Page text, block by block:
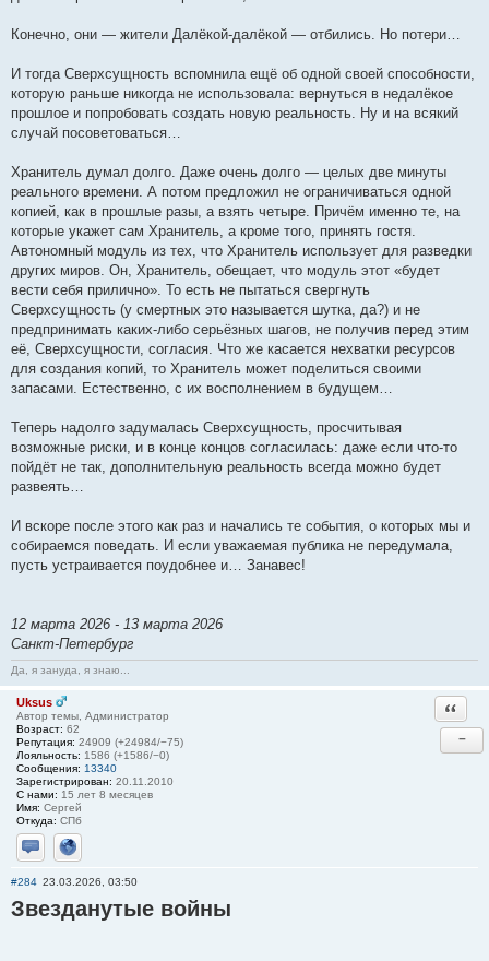
Конечно, они — жители Далёкой-далёкой — отбились. Но потери…
И тогда Сверхсущность вспомнила ещё об одной своей способности,
которую раньше никогда не использовала: вернуться в недалёкое
прошлое и попробовать создать новую реальность. Ну и на всякий
случай посоветоваться…
Хранитель думал долго. Даже очень долго — целых две минуты
реального времени. А потом предложил не ограничиваться одной
копией, как в прошлые разы, а взять четыре. Причём именно те, на
которые укажет сам Хранитель, а кроме того, принять гостя.
Автономный модуль из тех, что Хранитель использует для разведки
других миров. Он, Хранитель, обещает, что модуль этот «будет
вести себя прилично». То есть не пытаться свергнуть
Сверхсущность (у смертных это называется шутка, да?) и не
предпринимать каких-либо серьёзных шагов, не получив перед этим
её, Сверхсущности, согласия. Что же касается нехватки ресурсов
для создания копий, то Хранитель может поделиться своими
запасами. Естественно, с их восполнением в будущем…
Теперь надолго задумалась Сверхсущность, просчитывая
возможные риски, и в конце концов согласилась: даже если что-то
пойдёт не так, дополнительную реальность всегда можно будет
развеять…
И вскоре после этого как раз и начались те события, о которых мы и
собираемся поведать. И если уважаемая публика не передумала,
пусть устраивается поудобнее и… Занавес!
12 марта 2026 - 13 марта 2026
Санкт-Петербург
Да, я зануда, я знаю...
Uksus
Автор темы, Администратор
Возраст: 62
Репутация: 24909 (+24984/−75)
Лояльность: 1586 (+1586/−0)
Сообщения: 13340
Зарегистрирован: 20.11.2010
С нами: 15 лет 8 месяцев
Имя: Сергей
Откуда: СПб
Отправить личное сообщение
Сайт
−
#284 23.03.2026, 03:50
Звезданутые войны